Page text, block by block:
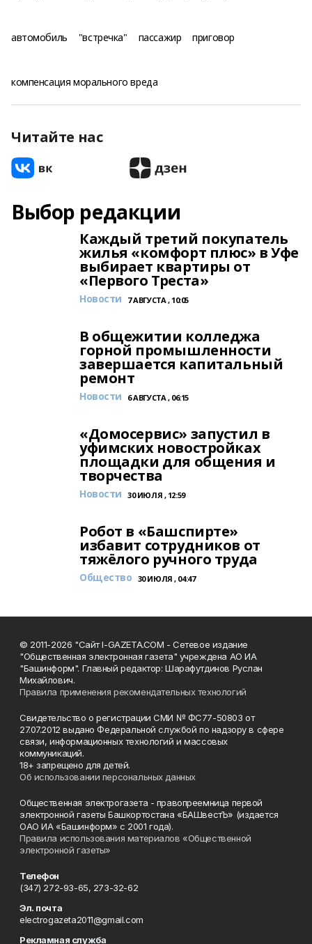
автомобиль "встречка" пассажир приговор
компенсация морального вреда
Читайте нас
Выбор редакции
Каждый третий покупатель
жилья «комфорт плюс» в Уфе
выбирает квартиры от
«Первого Треста»
Новости 7 АВГУСТА , 10:05
В общежитии колледжа
горной промышленности
завершается капитальный
ремонт
Новости 6 АВГУСТА , 06:15
«Домосервис» запустил в
уфимских новостройках
площадки для общения и
творчества
Новости 30 ИЮЛЯ , 12:59
Робот в «Башспирте»
избавит сотрудников от
тяжёлого ручного труда
Общество 30 ИЮЛЯ , 04:47
© 2011-2026 "Сайт I-GAZETA.COM - Сетевое издание
"Общественная электронная газета" учреждена АО ИА
"Башинформ". Главный редактор: Шарафутдинов Руслан
Михайлович.
Правила применения рекомендательных технологий
Свидетельство о регистрации СМИ № ФС77-50803 от
27.07.2012 выдано Федеральной службой по надзору в сфере
связи, информационных технологий и массовых
коммуникаций.
18+ запрещено для детей.
Об использовании персональных данных
Общественная электрогазета - правопреемница первой
электронной газеты Башкортостана «БАШвестЪ» (издается
ОАО ИА «Башинформ» с 2001 года).
Правила использования материалов «Общественной
электронной газеты»
Телефон
(347) 272-93-65, 273-32-62
Эл. почта
electrogazeta2011@gmail.com
Рекламная служба